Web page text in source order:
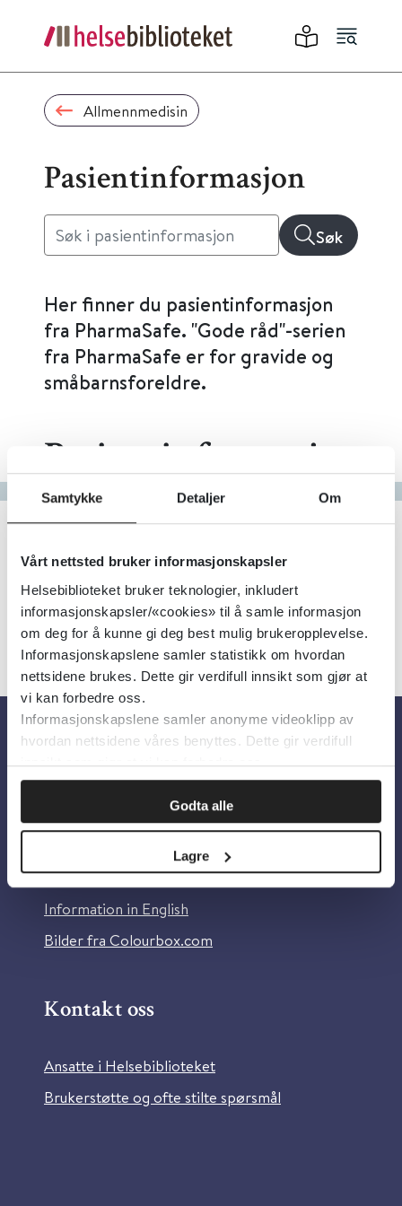
Samtykke Detaljer Om
Vårt nettsted bruker informasjonskapsler
Helsebiblioteket bruker teknologier, inkludert
informasjonskapsler/«cookies» til å samle informasjon
om deg for å kunne gi deg best mulig brukeropplevelse.
Informasjonskapslene samler statistikk om hvordan
nettsidene brukes. Dette gir verdifull innsikt som gjør at
vi kan forbedre oss.
Informasjonskapslene samler anonyme videoklipp av
hvordan nettsidene våres benyttes. Dette gir verdifull
innsikt som gjør at vi kan forbedre oss.
Godta alle
Lagre
Allmennmedisin
Pasientinformasjon
Søk
Her finner du pasientinformasjon
fra PharmaSafe. "Gode råd"-serien
fra PharmaSafe er for gravide og
småbarnsforeldre.
Pasientinformasjon
Gå til bokstav
Filter
1 Treff Alfabetisk
Om oss
Om Helsebiblioteket
Personvern og informasjonskapsler
Tilgjengelighetserklæring
Information in English
Bilder fra Colourbox.com
Kontakt oss
Ansatte i Helsebiblioteket
Brukerstøtte og ofte stilte spørsmål